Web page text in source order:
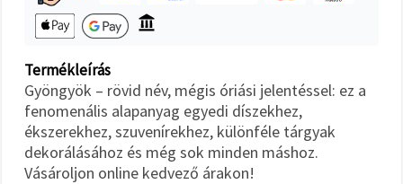
Termékleírás
Gyöngyök – rövid név, mégis óriási jelentéssel: ez a
fenomenális alapanyag egyedi díszekhez,
ékszerekhez, szuvenírekhez, különféle tárgyak
dekorálásához és még sok minden máshoz.
Vásároljon online kedvező árakon!